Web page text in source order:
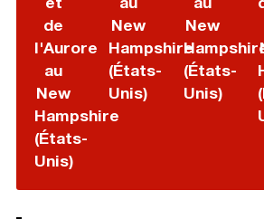
de
l'Aurore
au
New
Hampshire
(États-
Unis)
New
Hampshire
(États-
Unis)
New
(États-
Unis)